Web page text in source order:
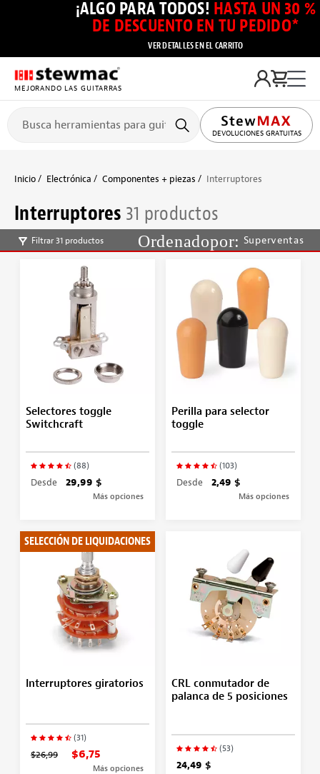
¡ALGO PARA TODOS! HASTA UN 30 %
DE DESCUENTO EN TU PEDIDO*
VER DETALLES EN EL CARRITO
MEJORANDO LAS GUITARRAS
DEVOLUCIONES GRATUITAS
Inicio Electrónica Componentes + piezas Interruptores
Interruptores 31 productos
Filtrar 31 productos Superventas
Selectores toggle
Switchcraft
(88)
Desde 29,99 $
Más opciones
Perilla para selector
toggle
(103)
Desde 2,49 $
Más opciones
SELECCIÓN DE LIQUIDACIONES
Interruptores giratorios
(31)
$26,99 $6,75
Más opciones
CRL conmutador de
palanca de 5 posiciones
(53)
24,49 $